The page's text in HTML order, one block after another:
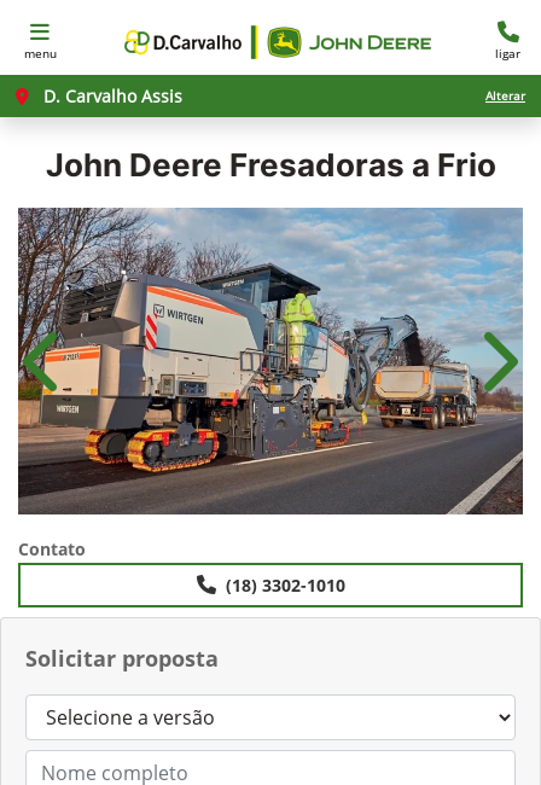
menu ligar
D. Carvalho Assis Alterar
John Deere Fresadoras a Frio
Solicitar proposta
Anterior
Contato
(18) 3302-1010